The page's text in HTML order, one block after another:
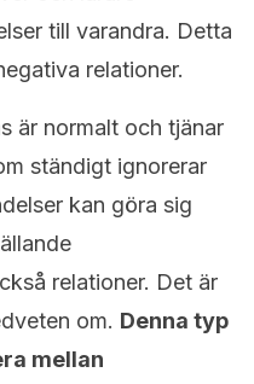
till varandra. Detta
relationer.
är normalt och tjänar
ständigt ignorerar
kan göra sig
relationer. Det är
om. Denna typ
mellan